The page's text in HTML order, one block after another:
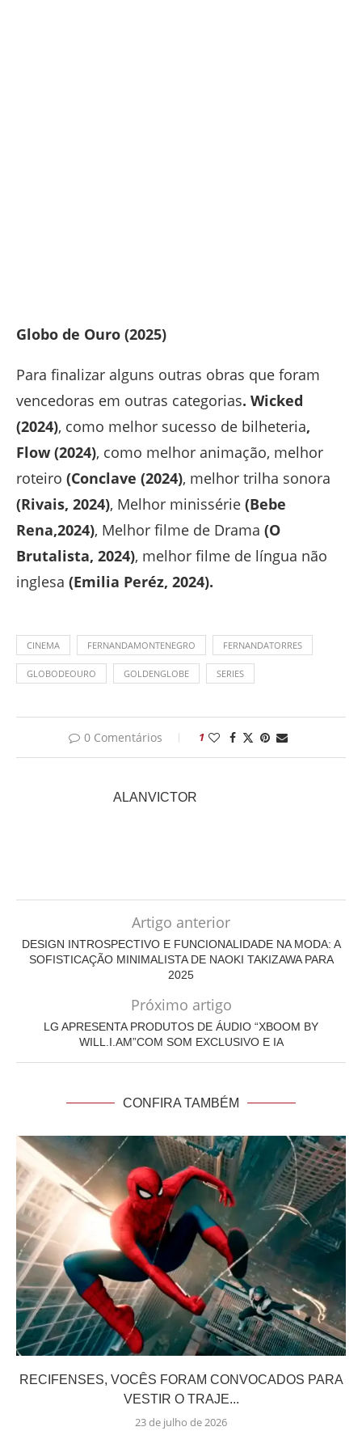
Globo de Ouro (2025)
Para finalizar alguns outras obras que foram
vencedoras em outras categorias. Wicked
(2024), como melhor sucesso de bilheteria,
Flow (2024), como melhor animação, melhor
roteiro (Conclave (2024), melhor trilha sonora
(Rivais, 2024), Melhor minissérie (Bebe
Rena,2024), Melhor filme de Drama (O
Brutalista, 2024), melhor filme de língua não
inglesa (Emilia Peréz, 2024).
CINEMA FERNANDAMONTENEGRO FERNANDATORRES
GLOBODEOURO GOLDENGLOBE SERIES
0 Comentários 1
ALANVICTOR
Artigo anterior
DESIGN INTROSPECTIVO E FUNCIONALIDADE NA MODA: A
SOFISTICAÇÃO MINIMALISTA DE NAOKI TAKIZAWA PARA
2025
Próximo artigo
LG APRESENTA PRODUTOS DE ÁUDIO “XBOOM BY
WILL.I.AM”COM SOM EXCLUSIVO E IA
CONFIRA TAMBÉM
RECIFENSES, VOCÊS FORAM CONVOCADOS PARA
VESTIR O TRAJE...
23 de julho de 2026